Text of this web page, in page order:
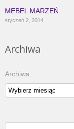
MEBEL MARZEŃ
styczeń 2, 2014
Archiwa
Archiwa